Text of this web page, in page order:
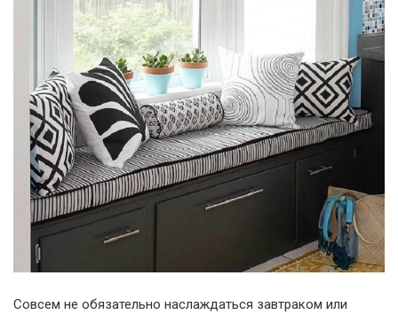
Совсем не обязательно наслаждаться завтраком или